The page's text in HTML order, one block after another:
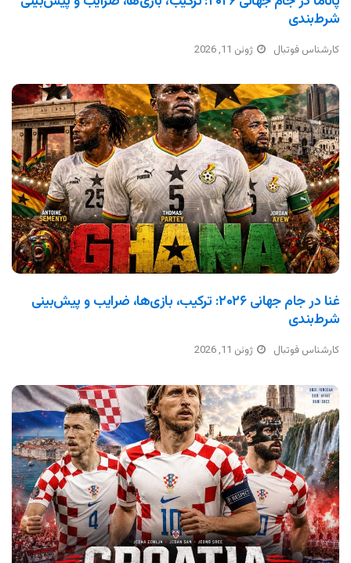
شرط‌بندی
کارشناس فوتبال ژوئن 11, 2026
غنا در جام جهانی ۲۰۲۶: ترکیب، بازی‌ها، ضرایب و پیش‌بینی
شرط‌بندی
کارشناس فوتبال ژوئن 11, 2026